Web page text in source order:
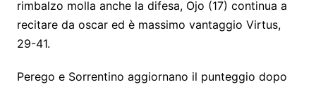
rimbalzo molla anche la difesa, Ojo (17) continua a
recitare da oscar ed è massimo vantaggio Virtus,
29-41.
Perego e Sorrentino aggiornano il punteggio dopo